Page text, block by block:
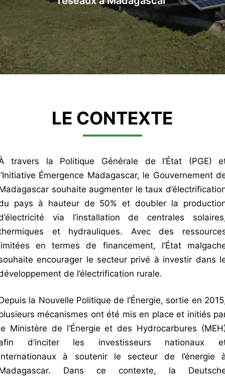
LE CONTEXTE
travers la Politique Générale de l’État (PGE)
Émergence Madagascar, le Gouvernement
souhaite augmenter le taux
pays à hauteur de 50% et doubler la
via l’installation de centrales
et hydrauliques. Avec des
en termes de financement, l’État
encourager le secteur privé à investir dans
de l’électrification rurale.
la Nouvelle Politique de l’Énergie, sortie en
mécanismes ont été mis en place et initiés
Ministère de l’Énergie et des Hydrocarbures
d’inciter les investisseurs nationaux
à soutenir le secteur de l’énergie
Dans ce contexte, la